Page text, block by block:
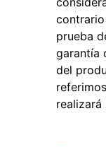
contrario
prueba
garantía
del
realizará